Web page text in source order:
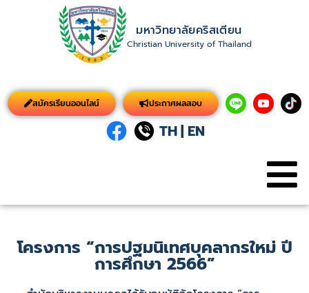
มหาวิทยาลัยคริสเตียน
Christian University of Thailand
สมัครเรียนออนไลน์ ประกาศผลสอบ
TH| EN
โครงการ “การปฐมนิเทศบุคลากรใหม่ ปี
การศึกษา 2566”